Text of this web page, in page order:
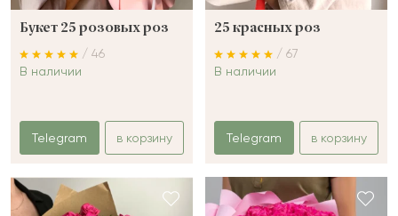
Букет 25 розовых роз
/ 46
В наличии
Telegram в корзину
25 красных роз
/ 67
В наличии
Telegram в корзину